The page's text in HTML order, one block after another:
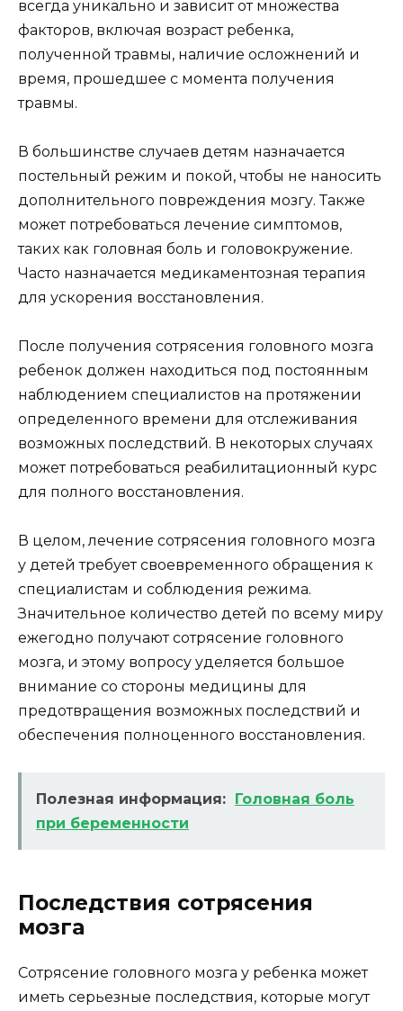
всегда уникально и зависит от множества
факторов, включая возраст ребенка,
полученной травмы, наличие осложнений и
время, прошедшее с момента получения
травмы.
В большинстве случаев детям назначается
постельный режим и покой, чтобы не наносить
дополнительного повреждения мозгу. Также
может потребоваться лечение симптомов,
таких как головная боль и головокружение.
Часто назначается медикаментозная терапия
для ускорения восстановления.
После получения сотрясения головного мозга
ребенок должен находиться под постоянным
наблюдением специалистов на протяжении
определенного времени для отслеживания
возможных последствий. В некоторых случаях
может потребоваться реабилитационный курс
для полного восстановления.
В целом, лечение сотрясения головного мозга
у детей требует своевременного обращения к
специалистам и соблюдения режима.
Значительное количество детей по всему миру
ежегодно получают сотрясение головного
мозга, и этому вопросу уделяется большое
внимание со стороны медицины для
предотвращения возможных последствий и
обеспечения полноценного восстановления.
Полезная информация: Головная боль
при беременности
Последствия сотрясения
мозга
Сотрясение головного мозга у ребенка может
иметь серьезные последствия, которые могут